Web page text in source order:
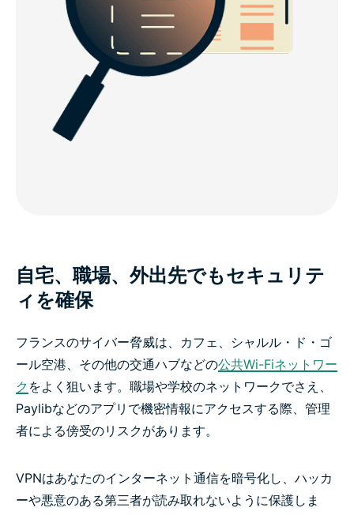
自宅、職場、外出先でもセキュリテ
ィを確保
フランスのサイバー脅威は、カフェ、シャルル・ド・ゴ
ール空港、その他の交通ハブなどの公共Wi-Fiネットワー
ク をよく狙います。職場や学校のネットワークでさえ、
Paylibなどのアプリで機密情報にアクセスする際、管理
者による傍受のリスクがあります。
VPNはあなたのインターネット通信を暗号化し、ハッカ
ーや悪意のある第三者が読み取れないように保護しま